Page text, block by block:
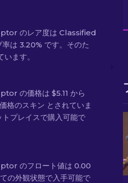
のレア度は Classified
は 3.20% です。そのた
ます。
の価格は $5.11 から
格のスキン とされていま
プレイスで購入可能で
のフロート値は 0.00
の外観状態で入手可能で